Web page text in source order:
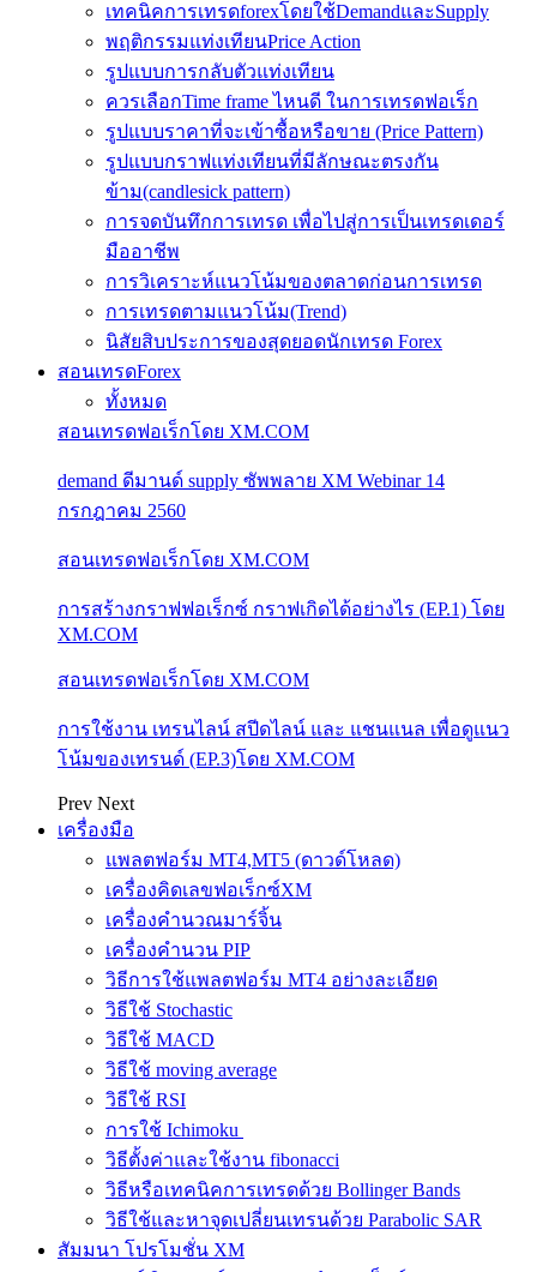
เทคนิคการเทรดforexโดยใช้DemandและSupply
พฤติกรรมแท่งเทียนPrice Action
รูปแบบการกลับตัวแท่งเทียน
ควรเลือกTime frame ไหนดี ในการเทรดฟอเร็ก
รูปแบบราคาที่จะเข้าซื้อหรือขาย (Price Pattern)
รูปแบบกราฟแท่งเทียนที่มีลักษณะตรงกัน
ข้าม(candlesick pattern)
การจดบันทึกการเทรด เพื่อไปสู่การเป็นเทรดเดอร์
มืออาชีพ
การวิเคราะห์แนวโน้มของตลาดก่อนการเทรด
การเทรดตามแนวโน้ม(Trend)
นิสัยสิบประการของสุดยอดนักเทรด Forex
สอนเทรดForex
ทั้งหมด
สอนเทรดฟอเร็กโดย XM.COM
demand ดีมานด์ supply ซัพพลาย XM Webinar 14
กรกฎาคม 2560
สอนเทรดฟอเร็กโดย XM.COM
การสร้างกราฟฟอเร็กซ์ กราฟเกิดได้อย่างไร (EP.1) โดย
XM.COM
สอนเทรดฟอเร็กโดย XM.COM
การใช้งาน เทรนไลน์ สปีดไลน์ และ แชนแนล เพื่อดูแนว
โน้มของเทรนด์ (EP.3)โดย XM.COM
Prev Next
เครื่องมือ
แพลตฟอร์ม MT4,MT5 (ดาวด์โหลด)
เครื่องคิดเลขฟอเร็กซ์XM
เครื่องคำนวณมาร์จิ้น
เครื่องคำนวน PIP
วิธีการใช้แพลตฟอร์ม MT4 อย่างละเอียด
วิธีใช้ Stochastic
วิธีใช้ MACD
วิธีใช้ moving average
วิธีใช้ RSI
การใช้ Ichimoku
วิธีตั้งค่าและใช้งาน fibonacci
วิธีหรือเทคนิคการเทรดด้วย Bollinger Bands
วิธีใช้และหาจุดเปลี่ยนเทรนด้วย Parabolic SAR
สัมมนา โปรโมชั่น XM